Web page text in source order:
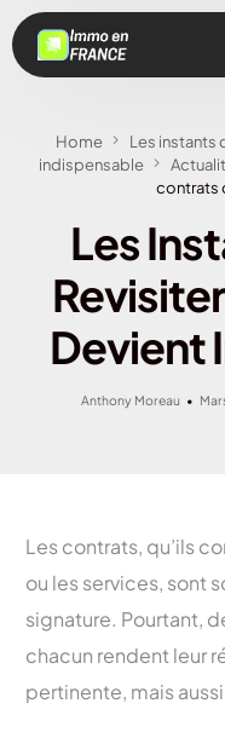
Home
Les instants
indispensable
contrats
Les
Devient
Anthony Moreau
Les contrats, qu’ils
ou les services, sont
signature. Pourtant,
chacun rendent leur
pertinente, mais